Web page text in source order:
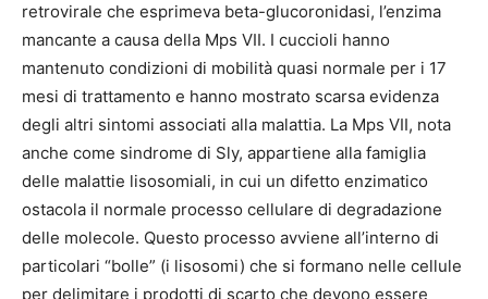
retrovirale che esprimeva beta-glucoronidasi, l’enzima
mancante a causa della Mps VII. I cuccioli hanno
mantenuto condizioni di mobilità quasi normale per i 17
mesi di trattamento e hanno mostrato scarsa evidenza
degli altri sintomi associati alla malattia. La Mps VII, nota
anche come sindrome di Sly, appartiene alla famiglia
delle malattie lisosomiali, in cui un difetto enzimatico
ostacola il normale processo cellulare di degradazione
delle molecole. Questo processo avviene all’interno di
particolari “bolle” (i lisosomi) che si formano nelle cellule
per delimitare i prodotti di scarto che devono essere